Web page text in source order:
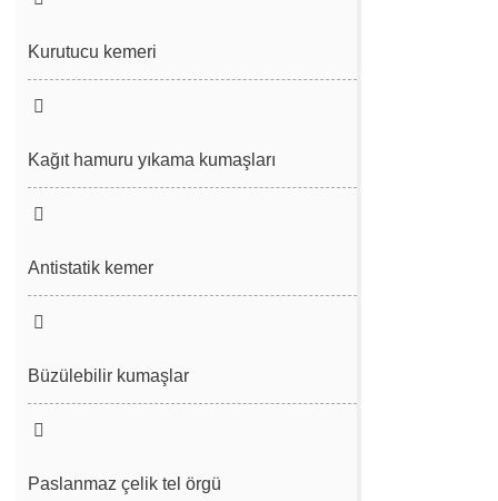
Filtre bezi
Vakum kayışı
Spunbond/erimiş örgü kayışı
Kurutucu kemeri
Kağıt hamuru yıkama kumaşları
Antistatik kemer
Büzülebilir kumaşlar
Paslanmaz çelik tel örgü